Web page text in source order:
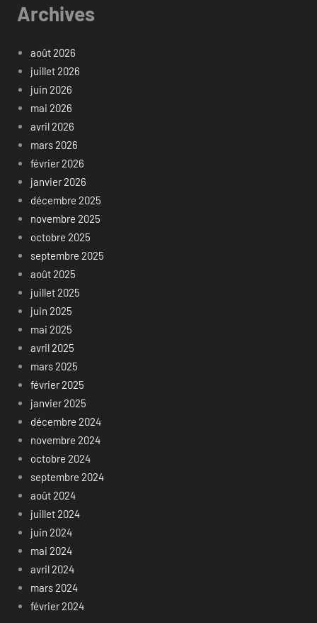
Archives
août 2026
juillet 2026
juin 2026
mai 2026
avril 2026
mars 2026
février 2026
janvier 2026
décembre 2025
novembre 2025
octobre 2025
septembre 2025
août 2025
juillet 2025
juin 2025
mai 2025
avril 2025
mars 2025
février 2025
janvier 2025
décembre 2024
novembre 2024
octobre 2024
septembre 2024
août 2024
juillet 2024
juin 2024
mai 2024
avril 2024
mars 2024
février 2024